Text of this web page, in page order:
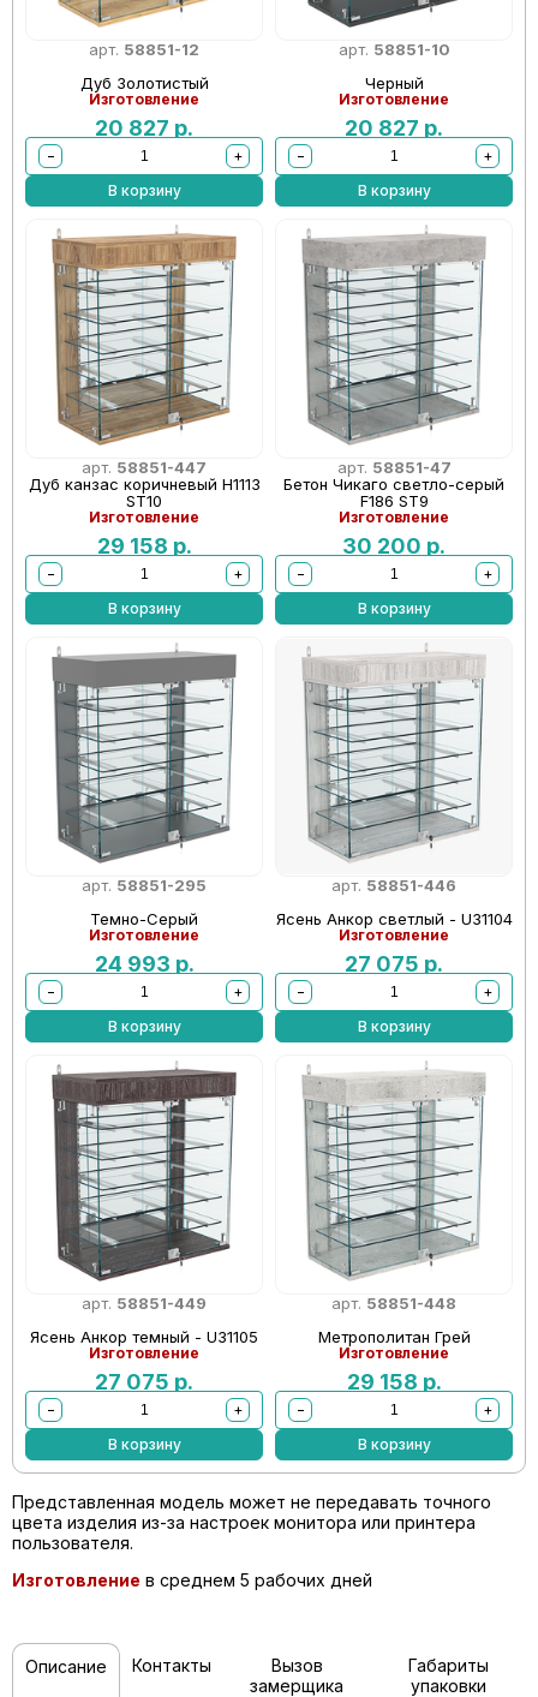
арт. 58851-12
Дуб Золотистый
Изготовление
20 827 р.
−
+
В корзину
арт. 58851-10
Черный
Изготовление
20 827 р.
−
+
В корзину
арт. 58851-447
Дуб канзас коричневый Н1113
ST10
Изготовление
29 158 р.
−
+
В корзину
арт. 58851-47
Бетон Чикаго светло-серый
F186 ST9
Изготовление
30 200 р.
−
+
В корзину
арт. 58851-295
Темно-Серый
Изготовление
24 993 р.
−
+
В корзину
арт. 58851-446
Ясень Анкор светлый - U31104
Изготовление
27 075 р.
−
+
В корзину
арт. 58851-449
Ясень Анкор темный - U31105
Изготовление
27 075 р.
−
+
В корзину
арт. 58851-448
Метрополитан Грей
Изготовление
29 158 р.
−
+
В корзину
Представленная модель может не передавать точного
цвета изделия из-за настроек монитора или принтера
пользователя.
Изготовление в среднем 5 рабочих дней
Описание Контакты
Вызов
замерщика
Габариты
упаковки